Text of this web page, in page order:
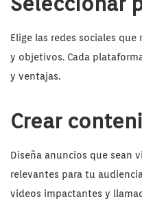
Elige las redes sociales
y objetivos. Cada
y ventajas.
Crear
Diseña anuncios que sean
relevantes para tu
videos impactantes y